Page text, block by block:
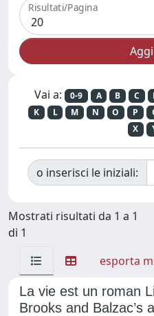
Risultati/Pagina
Vai a: 0-9 A B C
K
L M N O P
X
o inserisci le iniziali:
Mostrati risultati da 1 a 1
di 1
esporta
La vie est un roman
Brooks and Balzac’s